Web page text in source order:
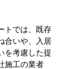
トでは、既存
合いや、入居
を考慮した提
施工の業者